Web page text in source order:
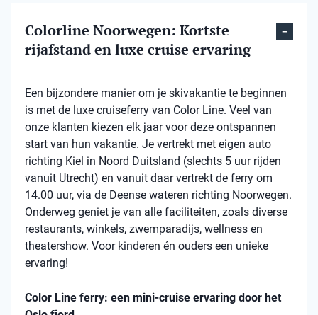
Colorline Noorwegen: Kortste
rijafstand en luxe cruise ervaring
Een bijzondere manier om je skivakantie te beginnen
is met de luxe cruiseferry van Color Line. Veel van
onze klanten kiezen elk jaar voor deze ontspannen
start van hun vakantie. Je vertrekt met eigen auto
richting Kiel in Noord Duitsland (slechts 5 uur rijden
vanuit Utrecht) en vanuit daar vertrekt de ferry om
14.00 uur, via de Deense wateren richting Noorwegen.
Onderweg geniet je van alle faciliteiten, zoals diverse
restaurants, winkels, zwemparadijs, wellness en
theatershow. Voor kinderen én ouders een unieke
ervaring!
Color Line ferry: een mini-cruise ervaring door het